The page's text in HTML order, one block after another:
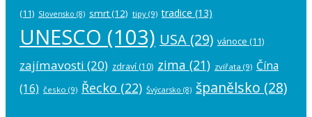
(11) Slovensko (8) smrt(12) tipy (9) tradice (13)
UNESCO (103) USA (29) vánoce (11)
zajímavosti (20) zdraví (10) zima (21) zvířata (9) Čína
(16) česko (9) Řecko (22) Švýcarsko (8) španělsko (28)